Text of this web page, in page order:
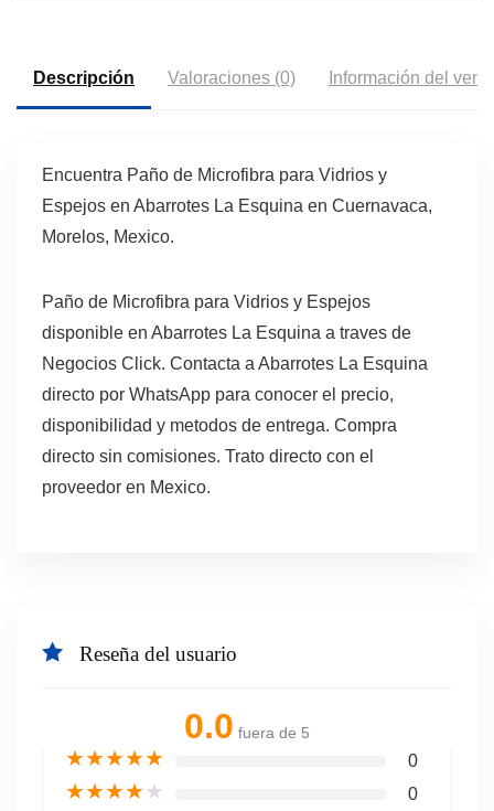
Descripción Valoraciones (0) Información del
Encuentra Paño de Microfibra para Vidrios y
Espejos en Abarrotes La Esquina en Cuernavaca,
Morelos, Mexico.
Paño de Microfibra para Vidrios y Espejos
disponible en Abarrotes La Esquina a traves de
Negocios Click. Contacta a Abarrotes La Esquina
directo por WhatsApp para conocer el precio,
disponibilidad y metodos de entrega. Compra
directo sin comisiones. Trato directo con el
proveedor en Mexico.
Reseña del usuario
0.0 fuera de 5
★★★★★ 0
★★★★★ 0